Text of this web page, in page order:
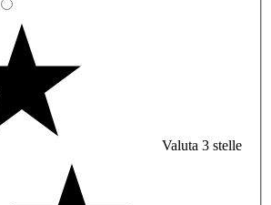
Valuta 3 stelle